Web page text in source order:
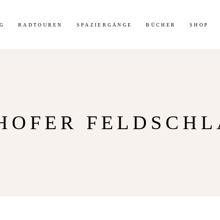
RADTOUREN SPAZIERGÄNGE BÜCHER SHOP